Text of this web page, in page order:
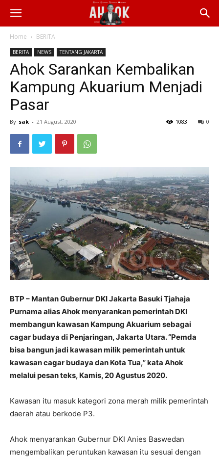
Home BERITA
BERITA NEWS TENTANG JAKARTA
Ahok Sarankan Kembalikan
Kampung Akuarium Menjadi
Pasar
By sak - 21 August, 2020 0
1083
BTP – Mantan Gubernur DKI Jakarta Basuki Tjahaja
Purnama alias Ahok menyarankan pemerintah DKI
membangun kawasan Kampung Akuarium sebagai
cagar budaya di Penjaringan, Jakarta Utara. “Pemda
bisa bangun jadi kawasan milik pemerintah untuk
kawasan cagar budaya dan Kota Tua,” kata Ahok
melalui pesan teks, Kamis, 20 Agustus 2020.
Kawasan itu masuk kategori zona merah milik pemerintah
daerah atau berkode P3.
Ahok menyarankan Gubernur DKI Anies Baswedan
mengembalikan peruntukan kawasan itu sesuai dengan